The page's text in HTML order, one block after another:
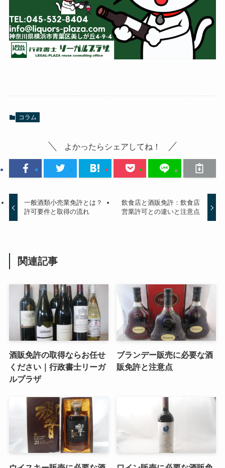
コラム
よかったらシェアしてね！
一般酒類小売業免許とは？
許可要件と取得の流れ
飲食店と酒販免許：飲食店
営業許可との違いと注意点
関連記事
酒販免許の取得ならお任せ
ください｜行政書士リーガ
ルプラザ
ブランデー販売に必要な酒
販免許と注意点